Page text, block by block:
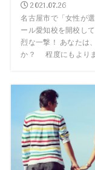
2021.07.26
名古屋市で「女性が
ール愛知校を開校し
烈な一撃！ あなたは
か？ 程度にもよりま